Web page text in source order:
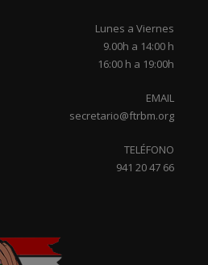
Lunes a Viernes
9.00h a 14:00 h
16:00 h a 19:00h
EMAIL
secretario@ftrbm.org
TELÉFONO
941 20 47 66